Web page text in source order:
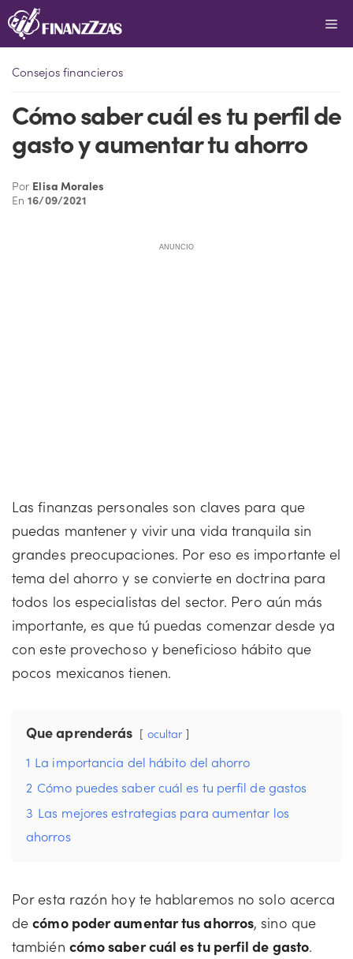
Saltar
al
Consejos financieros
Cómo saber cuál es tu perfil de
gasto y aumentar tu ahorro
Por Elisa Morales
En16/09/2021
ANUNCIO
Las finanzas personales son claves para que
puedas mantener y vivir una vida tranquila sin
grandes preocupaciones. Por eso es importante el
tema del ahorro y se convierte en doctrina para
todos los especialistas del sector. Pero aún más
importante, es que tú puedas comenzar desde ya
con este provechoso y beneficioso hábito que
pocos mexicanos tienen.
Que aprenderás ocultar
1 La importancia del hábito del ahorro
2 Cómo puedes saber cuál es tu perfil de gastos
3 Las mejores estrategias para aumentar los
ahorros
Por esta razón hoy te hablaremos no solo acerca
decómo poder aumentar tus ahorros, sino que
también cómo saber cuál es tu perfil de gasto.